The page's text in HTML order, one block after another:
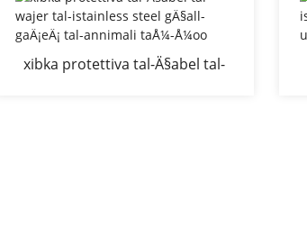
xibka protettiva tal-Ä§abel tal-